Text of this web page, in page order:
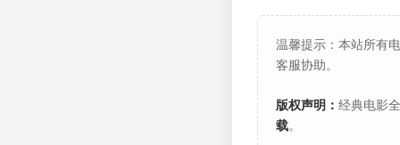
温馨提示：本站所有
客服协助。
版权声明： 经典电影
载。